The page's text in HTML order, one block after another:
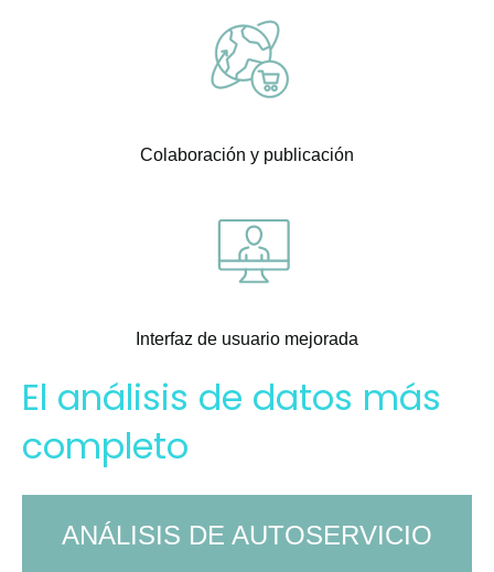
Colaboración y publicación
Interfaz de usuario mejorada
El análisis de datos más
completo
ANÁLISIS DE AUTOSERVICIO